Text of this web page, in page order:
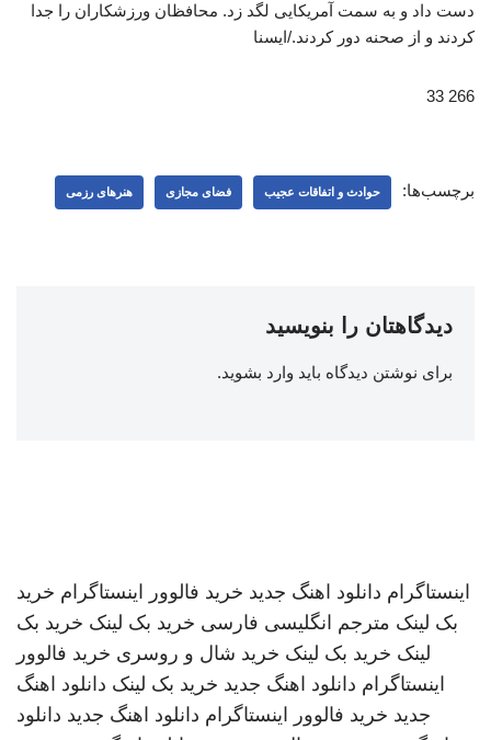
دست داد و به سمت آمریکایی لگد زد. محافظان ورزشکاران را جدا
کردند و از صحنه دور کردند./ایسنا
266 33
برچسب‌ها: حوادث و اتفاقات عجیب فضای مجازی هنرهای رزمی
دیدگاهتان را بنویسید
برای نوشتن دیدگاه باید وارد بشوید.
اینستاگرام دانلود اهنگ جدید خرید فالوور اینستاگرام خرید
بک لینک مترجم انگلیسی فارسی خرید بک لینک خرید بک
لینک خرید بک لینک خرید شال و روسری خرید فالوور
اینستاگرام دانلود اهنگ جدید خرید بک لینک دانلود اهنگ
جدید خرید فالوور اینستاگرام دانلود اهنگ جدید دانلود